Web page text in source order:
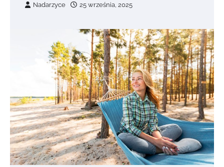
Nadarzyce 25 września, 2025